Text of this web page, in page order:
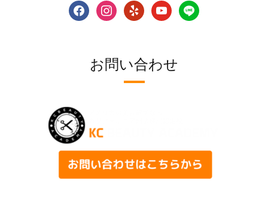
facebookinstagram
yelp youtubeline
お問い合わせ